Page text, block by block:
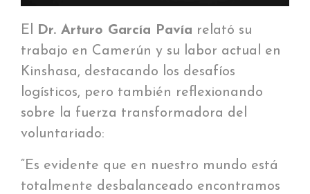
El Dr. Arturo García Pavía relató su
trabajo en Camerún y su labor actual en
Kinshasa, destacando los desafíos
logísticos, pero también reflexionando
sobre la fuerza transformadora del
voluntariado:
“Es evidente que en nuestro mundo está
totalmente desbalanceado encontramos